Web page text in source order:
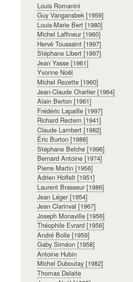
principale
Louis Romanini
Guy Vangansbek [1959]
Louis-Marie Bert [1980]
Michel Laffineur [1960]
Hervé Toussaint [1997]
Stéphane Libert [1997]
Jean Yasse [1961]
Yvonne Noël
Michel Rezette [1960]
Jean-Claude Charlier [1964]
Alain Berton [1961]
Frédéric Lapaille [1997]
Richard Rectem [1941]
Claude Lambert [1982]
Éric Burton [1988]
Stéphane Belche [1996]
Bernard Antoine [1974]
Pierre Martin [1956]
Adrien Hoffelt [1951]
Laurent Brasseur [1986]
Jean Léger [1954]
Jean Clarinval [1967]
Joseph Monaville [1956]
Théophile Evrard [1956]
André Bolle [1959]
Gaby Siméon [1958]
Antoine Hubin
Michel Duboutay [1982]
Thomas Delaite